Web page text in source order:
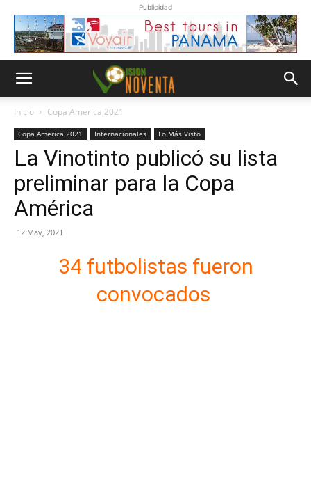
Publicidad
Inicio Copa America 2021
Copa America 2021 Internacionales Lo Más Visto
La Vinotinto publicó su lista
preliminar para la Copa
América
12 May, 2021
34 futbolistas fueron
convocados